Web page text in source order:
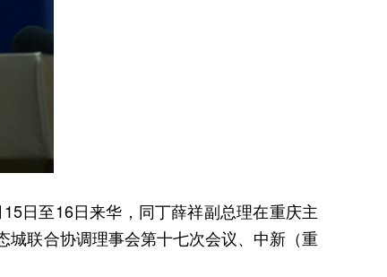
日至16日来华，同丁薛祥副总理在重庆主
联合协调理事会第十七次会议、中新（重